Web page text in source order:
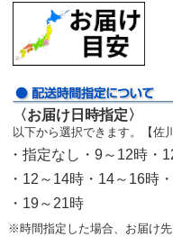
〈お届け日時指定〉
以下から選択できます。【佐
・指定なし・9～12時・
・12～14時・14～16時
・19～21時
※時間指定した場合、お届け